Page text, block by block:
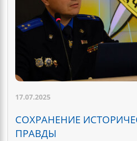
17.07.2025
СОХРАНЕНИЕ
ПРАВДЫ